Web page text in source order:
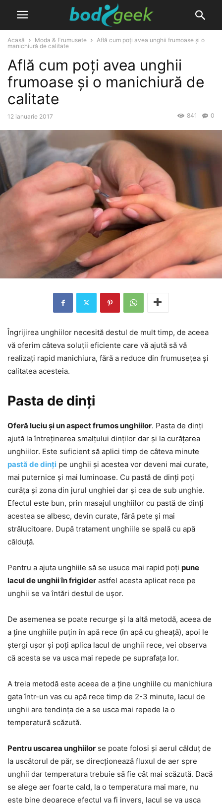
Acasă Moda & Frumusete
Află cum poți avea unghii frumoase și o
manichiură de calitate
Află cum poți avea unghii
frumoase și o manichiură de
calitate
12 ianuarie 2017 0
841
Îngrijirea unghiilor necesită destul de mult timp, de aceea
vă oferim câteva soluții eficiente care vă ajută să vă
realizați rapid manichiura, fără a reduce din frumusețea și
calitatea acesteia.
Pasta de dinți
Oferă luciu și un aspect frumos unghiilor. Pasta de dinți
ajută la întreținerea smalțului dinților dar și la curățarea
unghiilor. Este suficient să aplici timp de câteva minute
pastă de dinți pe unghii și acestea vor deveni mai curate,
mai puternice și mai luminoase. Cu pastă de dinți poți
curăța și zona din jurul unghiei dar și cea de sub unghie.
Efectul este bun, prin masajul unghiilor cu pastă de dinți
acestea se albesc, devin curate, fără pete și mai
strălucitoare. După tratament unghiile se spală cu apă
călduță.
Pentru a ajuta unghiile să se usuce mai rapid poți pune
lacul de unghii în frigider astfel acesta aplicat rece pe
unghii se va întări destul de ușor.
De asemenea se poate recurge și la altă metodă, aceea de
a ține unghiile puțin în apă rece (în apă cu gheață), apoi le
ștergi ușor și poți aplica lacul de unghii rece, vei observa
că acesta se va usca mai repede pe suprafața lor.
A treia metodă este aceea de a ține unghiile cu manichiura
gata într-un vas cu apă rece timp de 2-3 minute, lacul de
unghii are tendința de a se usca mai repede la o
temperatură scăzută.
Pentru uscarea unghiilor se poate folosi și aerul călduț de
la uscătorul de păr, se direcționează fluxul de aer spre
unghii dar temperatura trebuie să fie cât mai scăzută. Dacă
se alege aer foarte cald, la o temperatura mai mare, nu
este bine deoarece efectul va fi invers, lacul se va usca